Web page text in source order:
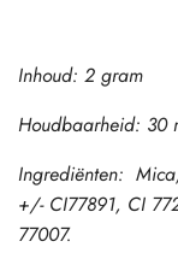
Inhoud: 2 gram
Houdbaarheid: 30
Ingrediënten:
+/- CI77891, CI
77007.